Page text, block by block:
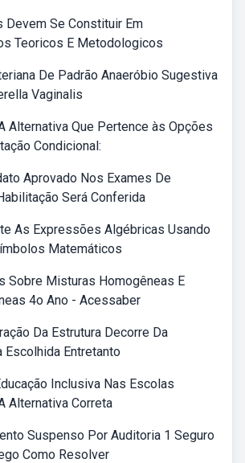
Devem Se Constituir Em
Teoricos E Metodologicos
De Padrão Anaeróbio Sugestiva
Vaginalis
Alternativa Que Pertence às Opções
Condicional:
Aprovado Nos Exames De
Será Conferida
As Expressões Algébricas Usando
Matemáticos
Sobre Misturas Homogêneas E
4o Ano - Acessaber
Da Estrutura Decorre Da
Escolhida Entretanto
Inclusiva Nas Escolas
Alternativa Correta
Suspenso Por Auditoria 1 Seguro
Como Resolver